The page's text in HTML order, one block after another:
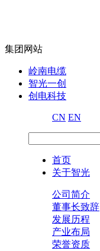
集团网站
岭南电缆
智光一创
创电科技
CN EN
首页
关于智光
公司简介
董事长致辞
发展历程
产业布局
荣誉资质